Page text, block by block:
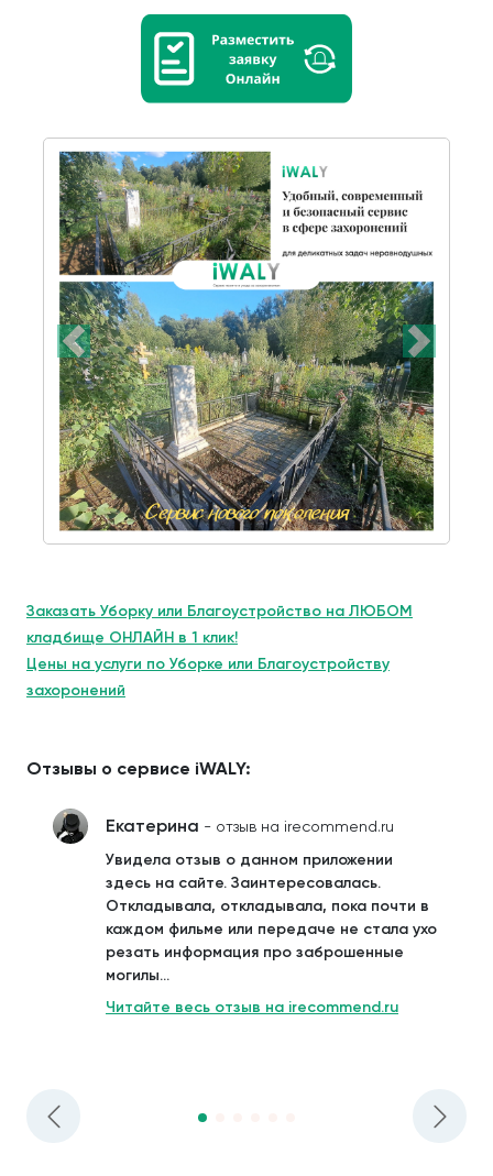
Заказать Уборку или Благоустройство на ЛЮБОМ
кладбище ОНЛАЙН в 1 клик!
Цены на услуги по Уборке или Благоустройству
захоронений
Отзывы о сервисе iWALY:
Екатерина - отзыв на irecommend.ru
Увидела отзыв о данном приложении
здесь на сайте. Заинтересовалась.
Откладывала, откладывала, пока почти в
каждом фильме или передаче не стала ухо
резать информация про заброшенные
могилы...
Читайте весь отзыв на irecommend.ru